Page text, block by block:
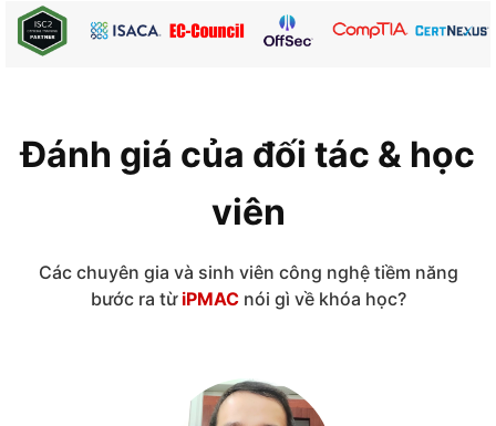
Đánh giá của đối tác & học
viên
Các chuyên gia và sinh viên công nghệ tiềm năng
bước ra từ iPMACnói gì về khóa học?